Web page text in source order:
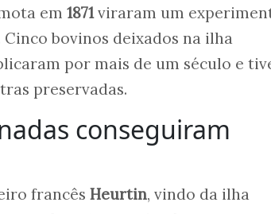
em 1871viraram um
bovinos deixados na ilha
por mais de um século e
preservadas.
conseguiram
francês Heurtin, vindo da ilha